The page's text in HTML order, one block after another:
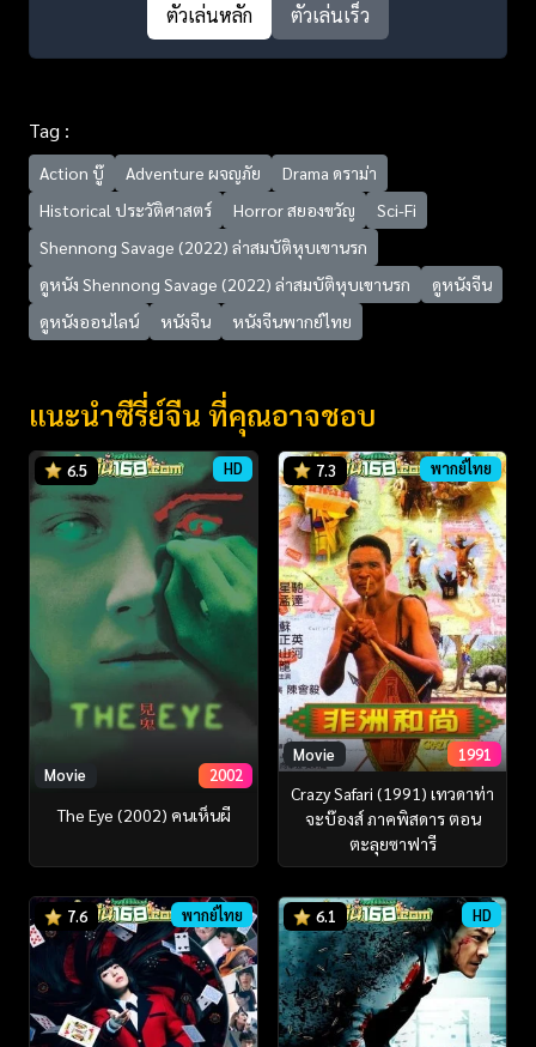
ตัวเล่นหลัก ตัวเล่นเร็ว
Tag :
Action บู๊ Adventure ผจญภัย
Drama ดราม่า
Historical ประวัติศาสตร์
Horror สยองขวัญ
Sci-Fi
Shennong Savage (2022) ล่าสมบัติหุบเขานรก
ดูหนัง Shennong Savage (2022) ล่าสมบัติหุบเขานรก
ดูหนังจีน
ดูหนังออนไลน์
หนังจีน หนังจีนพากย์ไทย
แนะนำซีรี่ย์จีน ที่คุณอาจชอบ
6.5 HD
Movie 2002
The Eye (2002) คนเห็นผี
7.3 พากย์ไทย
Movie 1991
Crazy Safari (1991) เทวดาท่า
จะบ๊องส์ ภาคพิสดาร ตอน
ตะลุยซาฟารี
7.6 พากย์ไทย 6.1 HD